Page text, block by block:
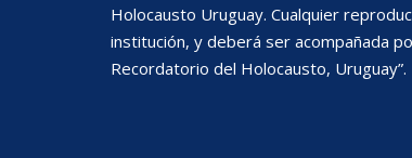
Holocausto Uruguay. Cualquier
institución, y deberá ser acompañada
Recordatorio del Holocausto, Uruguay”.